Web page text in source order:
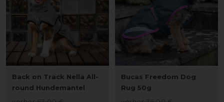
Back on Track Nella All-
round Hundemantel
Bucas Freedom Dog
Rug 50g